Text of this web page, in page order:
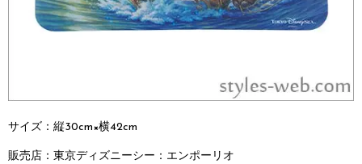
サイズ：縦30cm×横42cm
販売店： 東京ディズニーシー： エンポーリオ